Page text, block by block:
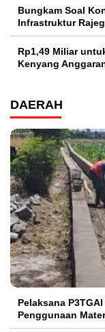
Bungkam Soal
Infrastruktur
Rp1,49 Miliar
Kenyang
DAERAH
Pelaksana
Penggunaan